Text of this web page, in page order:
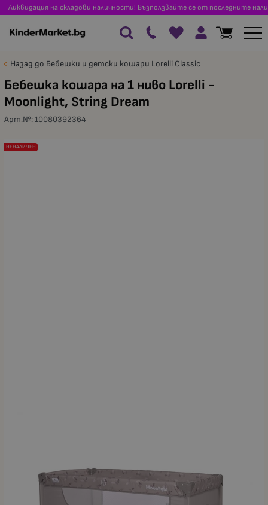
Ликвидация на складови наличности! Възползвайте се от последните
Назад до Бебешки и детски кошари Lorelli Classic
Бебешка кошара на 1 ниво Lorelli -
Moonlight, String Dream
Арт.№:10080392364
НЕНАЛИЧЕН